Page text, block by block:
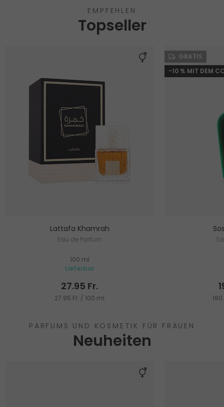
EMPFEHLEN
Topseller
Lattafa Khamrah
Eau de Parfum
100 ml
Lieferbar
27.95 Fr.
27.95 Fr. / 100 ml
GRATIS
-10 % MIT DEM
PARFUMS UND KOSMETIK FÜR FRAUEN
Neuheiten